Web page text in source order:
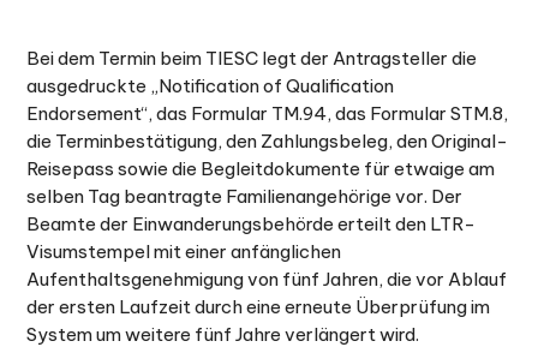
Bei dem Termin beim TIESC legt der Antragsteller die
ausgedruckte „Notification of Qualification
Endorsement“, das Formular TM.94, das Formular STM.8,
die Terminbestätigung, den Zahlungsbeleg, den Original-
Reisepass sowie die Begleitdokumente für etwaige am
selben Tag beantragte Familienangehörige vor. Der
Beamte der Einwanderungsbehörde erteilt den LTR-
Visumstempel mit einer anfänglichen
Aufenthaltsgenehmigung von fünf Jahren, die vor Ablauf
der ersten Laufzeit durch eine erneute Überprüfung im
System um weitere fünf Jahre verlängert wird.